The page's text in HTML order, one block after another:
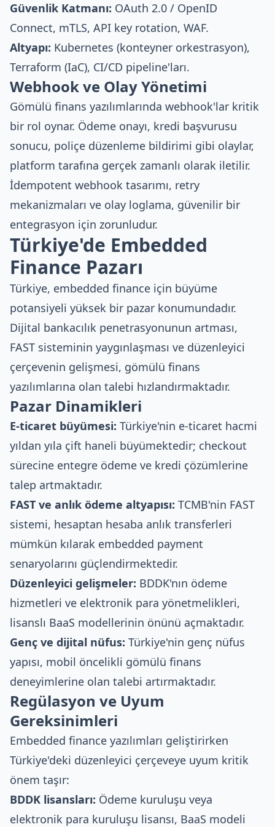
Güvenlik Katmanı: OAuth 2.0 / OpenID
Connect, mTLS, API key rotation, WAF.
Altyapı: Kubernetes (konteyner orkestrasyon),
Terraform (IaC), CI/CD pipeline'ları.
Webhook ve Olay Yönetimi
Gömülü finans yazılımlarında webhook'lar kritik
bir rol oynar. Ödeme onayı, kredi başvurusu
sonucu, poliçe düzenleme bildirimi gibi olaylar,
platform tarafına gerçek zamanlı olarak iletilir.
İdempotent webhook tasarımı, retry
mekanizmaları ve olay loglama, güvenilir bir
entegrasyon için zorunludur.
Türkiye'de Embedded
Finance Pazarı
Türkiye, embedded finance için büyüme
potansiyeli yüksek bir pazar konumundadır.
Dijital bankacılık penetrasyonunun artması,
FAST sisteminin yaygınlaşması ve düzenleyici
çerçevenin gelişmesi, gömülü finans
yazılımlarına olan talebi hızlandırmaktadır.
Pazar Dinamikleri
E-ticaret büyümesi: Türkiye'nin e-ticaret hacmi
yıldan yıla çift haneli büyümektedir; checkout
sürecine entegre ödeme ve kredi çözümlerine
talep artmaktadır.
FAST ve anlık ödeme altyapısı: TCMB'nin FAST
sistemi, hesaptan hesaba anlık transferleri
mümkün kılarak embedded payment
senaryolarını güçlendirmektedir.
Düzenleyici gelişmeler: BDDK'nın ödeme
hizmetleri ve elektronik para yönetmelikleri,
lisanslı BaaS modellerinin önünü açmaktadır.
Genç ve dijital nüfus: Türkiye'nin genç nüfus
yapısı, mobil öncelikli gömülü finans
deneyimlerine olan talebi artırmaktadır.
Regülasyon ve Uyum
Gereksinimleri
Embedded finance yazılımları geliştirirken
Türkiye'deki düzenleyici çerçeveye uyum kritik
önem taşır:
BDDK lisansları: Ödeme kuruluşu veya
elektronik para kuruluşu lisansı, BaaS modeli